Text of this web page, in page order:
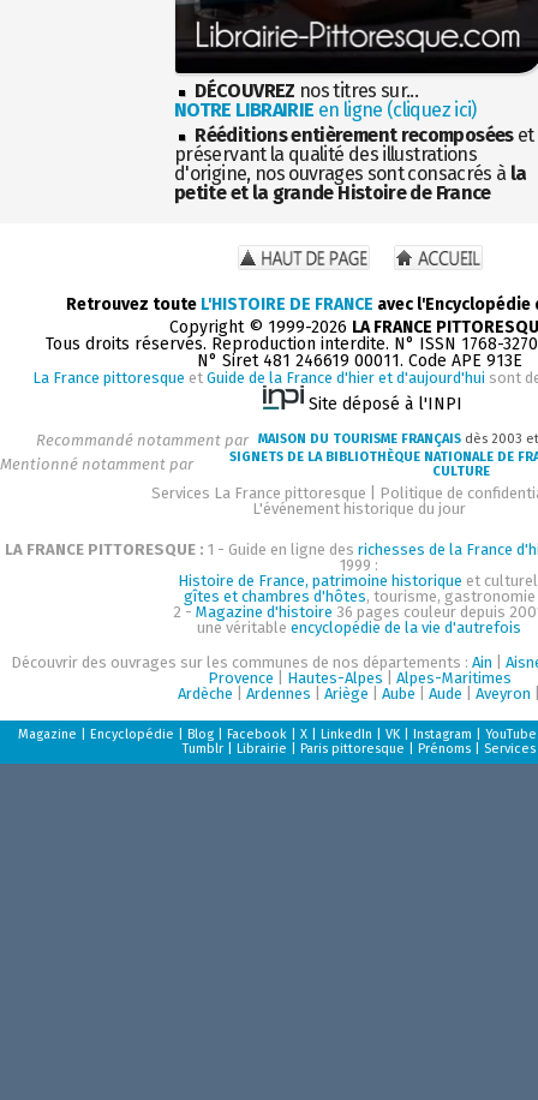
DÉCOUVREZ nos titres sur...
NOTRE LIBRAIRIE en ligne (cliquez ici)
Rééditions entièrement recomposéeset
préservant la qualité des illustrations
d'origine, nos ouvrages sont consacrés à la
petite et la grande Histoire de France
Retrouvez toute L'HISTOIRE DE FRANCE avec
Copyright © 1999-2026 LA FRANCE
Tous droits réservés. Reproduction interdite. N° ISSN 1768-
N° Siret 481 246619 00011. Code APE 913E
La France pittoresque et Guide de la France d'hier et d'aujourd'hui sont
Site déposé à l'INPI
Recommandé notamment par MAISON DU TOURISME FRANÇAIS dès 2003
Mentionné notamment par
SIGNETS DE LA BIBLIOTHÈQUE NATIONALE DE
CULTURE
Services La France pittoresque
Politique de
L'événement historique du jour
LA FRANCE PITTORESQUE : 1 - Guide en ligne des richesses de la France
1999 :
Histoire de France, patrimoine historique et
gîtes et chambres d'hôtes, tourisme, gastronomie
2 - Magazine d'histoire 36 pages couleur depuis
une véritableencyclopédie de la vie d'autrefois
Découvrir des ouvrages sur les communes de nos départements :Ain |
Provence
Hautes-Alpes
Alpes-Maritimes
Ardèche |Ardennes |Ariège |Aube |Aude |Aveyron
Magazine |Encyclopédie |Blog |Facebook |X |LinkedIn |VK |Instagram |YouTube
Tumblr |Librairie |Paris pittoresque |Prénoms Services